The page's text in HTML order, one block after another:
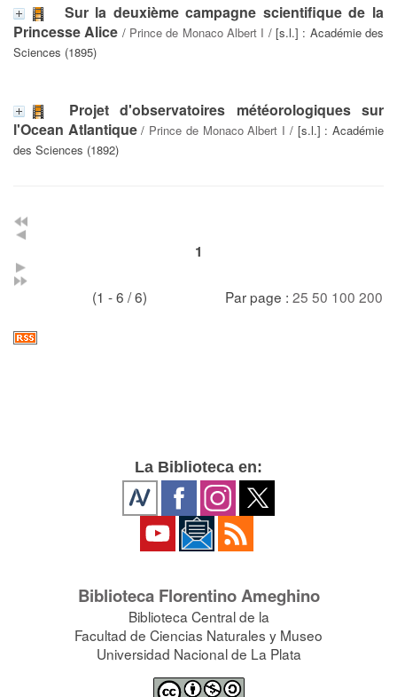
Sur la deuxième campagne scientifique de la
Princesse Alice / Prince de Monaco Albert I / [s.l.] : Académie des
Sciences (1895)
Projet d'observatoires météorologiques sur
l'Ocean Atlantique/ Prince de Monaco Albert I / [s.l.] : Académie
des Sciences (1892)
1
(1 - 6 / 6) Par page : 25 50 100 200
La Biblioteca en:
Biblioteca Florentino Ameghino
Biblioteca Central de la
Facultad de Ciencias Naturales y Museo
Universidad Nacional de La Plata